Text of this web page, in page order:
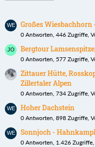
Großes Wiesbachhorn
0 Antworten, 446 Zugriffe,
Bergtour
0 Antworten, 577 Zugriffe,
Zittauer Hütte,
Zillertaler Alpen
0 Antworten, 734 Zugriffe,
Hoher Dachstein
0 Antworten, 898 Zugriffe,
Sonnjoch -
0 Antworten, 1.426 Zugriffe,